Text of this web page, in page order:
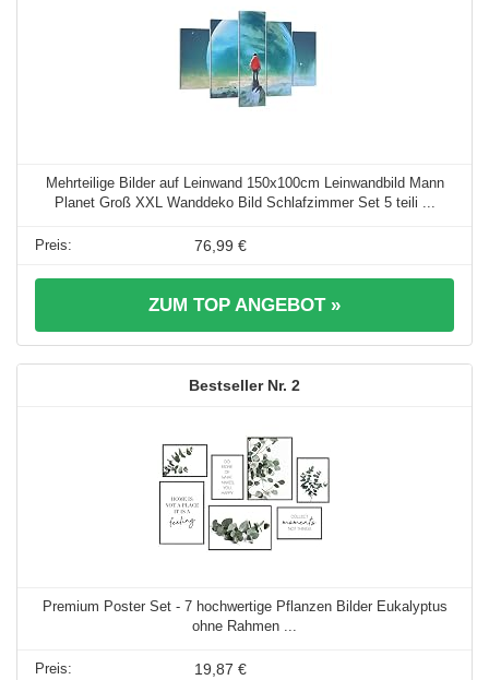
Mehrteilige Bilder auf Leinwand 150x100cm Leinwandbild Mann
Planet Groß XXL Wanddeko Bild Schlafzimmer Set 5 teili ...
76,99 €
ZUM TOP ANGEBOT »
2
Premium Poster Set - 7 hochwertige Pflanzen Bilder Eukalyptus
ohne Rahmen ...
19,87 €